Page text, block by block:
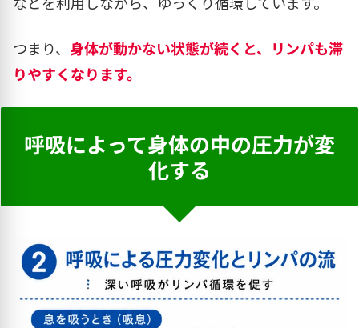
つまり、 身体が動かない状態が続くと、リンパも滞
りやすくなります。
呼吸によって身体の中の圧力が変
化する